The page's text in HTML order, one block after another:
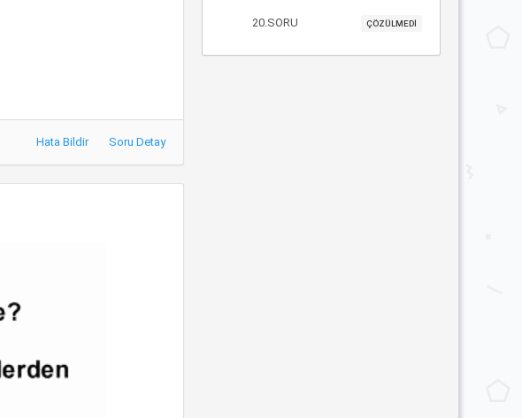
Hata Bildir Soru Detay
20.SORU ÇÖZÜLMEDİ